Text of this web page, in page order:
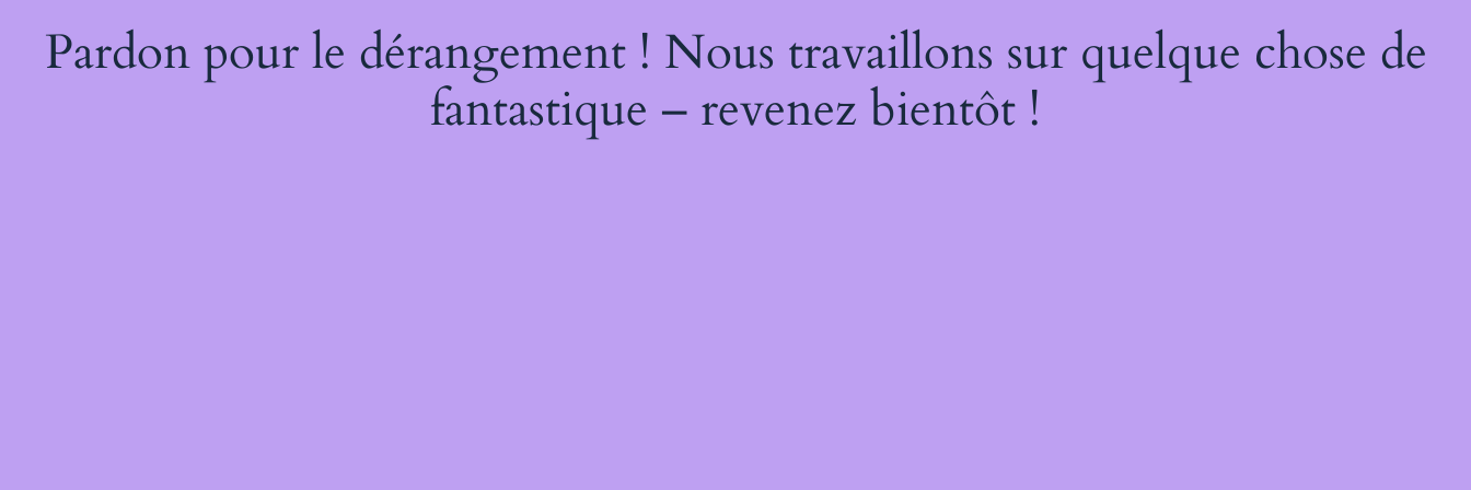
Pardon pour le dérangement ! Nous travaillons sur quelque chose de
fantastique – revenez bientôt !